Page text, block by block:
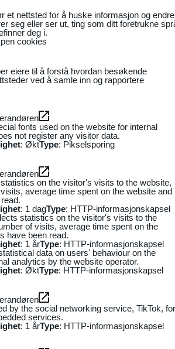
et nettsted for å huske informasjon og
seg eller ser ut, ting som ditt foretrukne
deg i.
cookies
eiere til å forstå hvordan besøkende
ved å samle inn og rapportere
fonts used on the website for internal
not register any visitor data.
: ØktType: Pikselsporing
on the visitor's visits to the website,
average time spent on the website and
: 1 dagType: HTTP-informasjonskapsel
statistics on the visitor's visits to the
of visits, average time spent on the
have been read.
: 1 årType: HTTP-informasjonskapsel
data on users' behaviour on the
analytics by the website operator.
: ØktType: HTTP-informasjonskapsel
by the social networking service, TikTok, for
services.
: 1 årType: HTTP-informasjonskapsel